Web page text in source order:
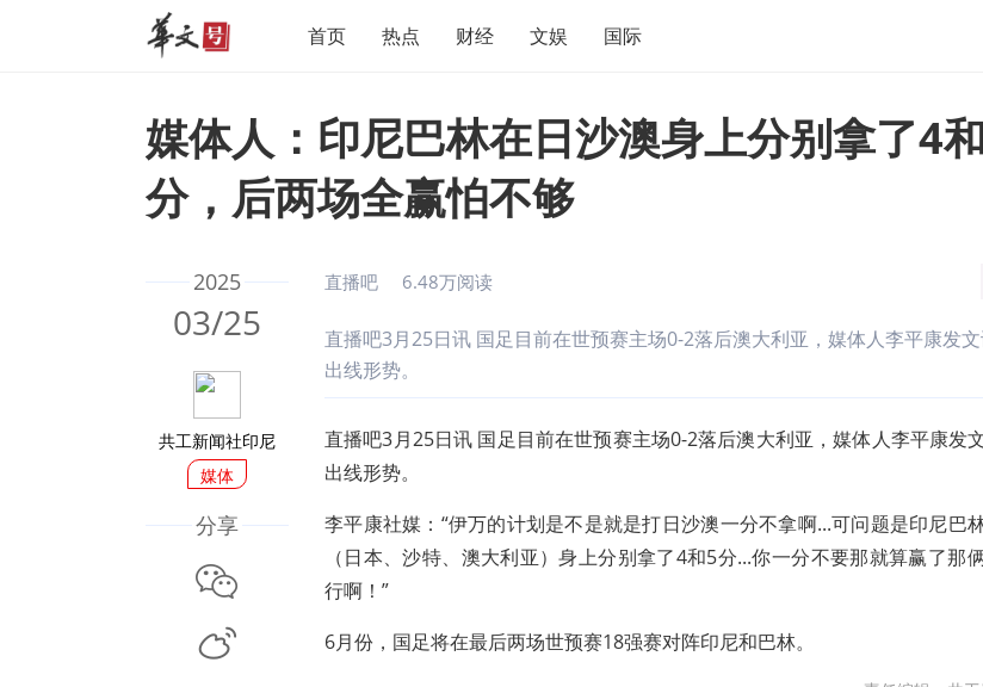
首页 热点 财经 文娱 国际
媒体人：印尼巴林在日沙澳身上分别拿了4
分，后两场全赢怕不够
2025
03/25
共工新闻社印尼
媒体
分享
直播吧 6.48万阅读
直播吧3月25日讯 国足目前在世预赛主场0-2落后澳大利亚，媒体人李平康发
出线形势。
直播吧3月25日讯 国足目前在世预赛主场0-2落后澳大利亚，媒体人李平康发
出线形势。
李平康社媒：“伊万的计划是不是就是打日沙澳一分不拿啊...可问题是印尼巴
（日本、沙特、澳大利亚）身上分别拿了4和5分...你一分不要那就算赢了那
行啊！”
6月份，国足将在最后两场世预赛18强赛对阵印尼和巴林。